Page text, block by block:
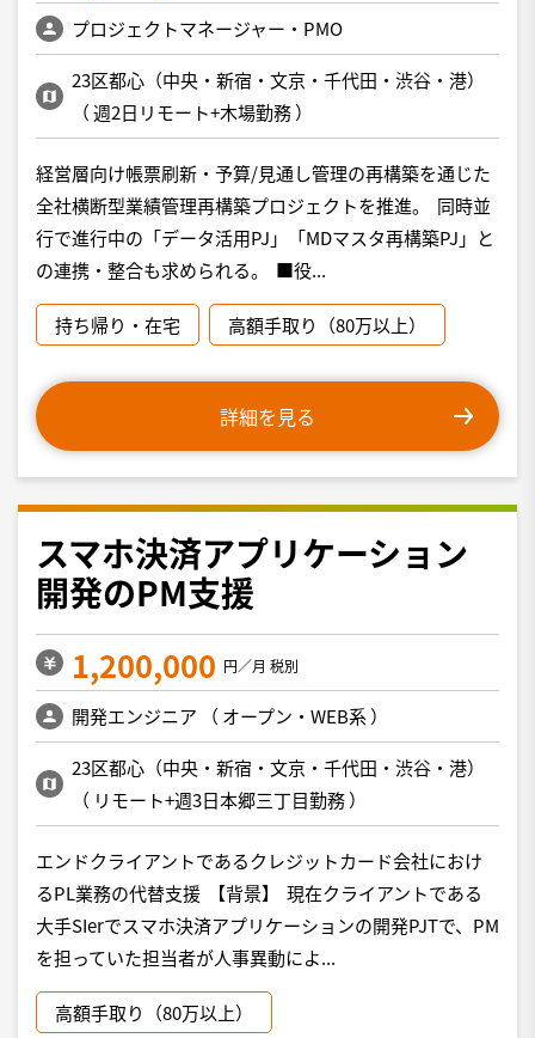
プロジェクトマネージャー・PMO
23区都心（中央・新宿・文京・千代田・渋谷・港）
（週2日リモート+木場勤務）
経営層向け帳票刷新・予算/見通し管理の再構築を通じた
全社横断型業績管理再構築プロジェクトを推進。 同時並
行で進行中の「データ活用PJ」「MDマスタ再構築PJ」と
の連携・整合も求められる。 ■役...
持ち帰り・在宅 高額手取り（80万以上）
詳細を見る
スマホ決済アプリケーション
開発のPM支援
1,200,000 円／月 税別
開発エンジニア （ オープン・WEB系）
23区都心（中央・新宿・文京・千代田・渋谷・港）
（ リモート+週3日本郷三丁目勤務）
エンドクライアントであるクレジットカード会社におけ
るPL業務の代替支援 【背景】 現在クライアントである
大手SIerでスマホ決済アプリケーションの開発PJTで、PM
を担っていた担当者が人事異動によ...
高額手取り（80万以上）